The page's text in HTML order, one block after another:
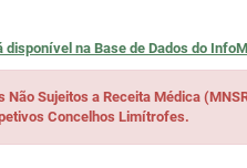
disponível na Base de Dados do
Sujeitos a Receita Médica
Concelhos Limítrofes.